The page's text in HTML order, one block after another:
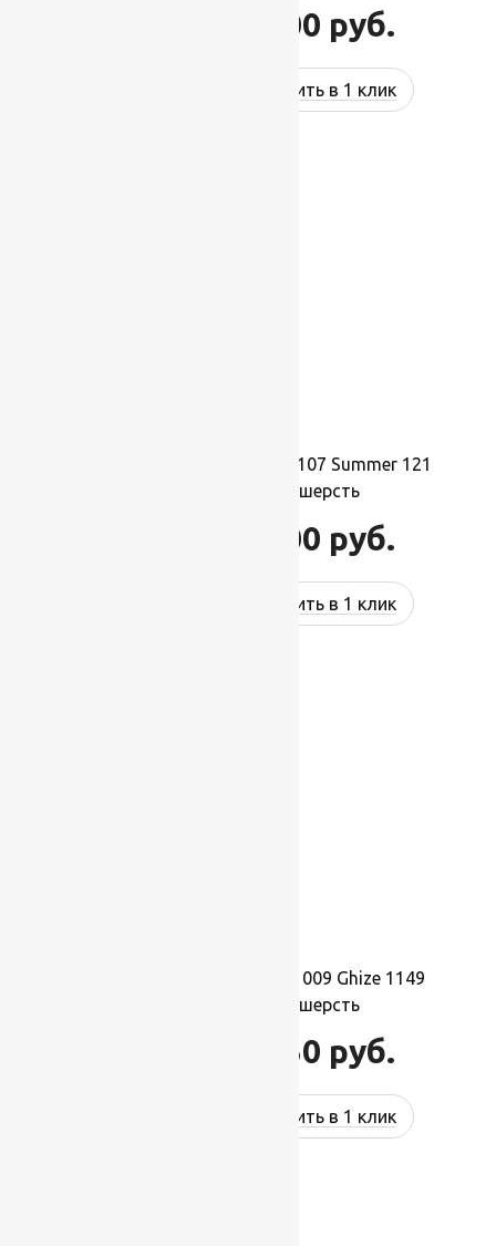
66 000 руб.
Купить в 1 клик
Ковер шерстяной Прямой 107 Summer 121
2,00×3,50 м, 100% шерсть
77 000 руб.
Купить в 1 клик
Ковер шерстяной Прямой 009 Ghize 1149
1,50×2,10 м, 100% шерсть
34 650 руб.
Купить в 1 клик